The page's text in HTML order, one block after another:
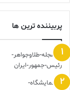
پربیننده ترین ها